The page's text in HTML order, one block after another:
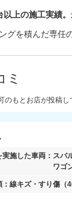
以上の施工実績
グを積んだ専任
ミ
もとお店が投稿し
施した車両： スバ
ワゴ
線キズ・すり傷 （